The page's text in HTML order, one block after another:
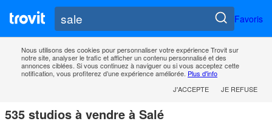
Favoris
Nous utilisons des cookies pour personnaliser votre expérience Trovit sur
notre site, analyser le trafic et afficher un contenu personnalisé et des
annonces ciblées. Si vous continuez à naviguer ou si vous acceptez cette
notification, vous profiterez d’une expérience améliorée. Plus d'info
J'ACCEPTE
JE REFUSE
535 studios à vendre à Salé